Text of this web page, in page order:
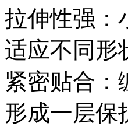
拉伸性强：
适应不同形
紧密贴合：
形成一层保